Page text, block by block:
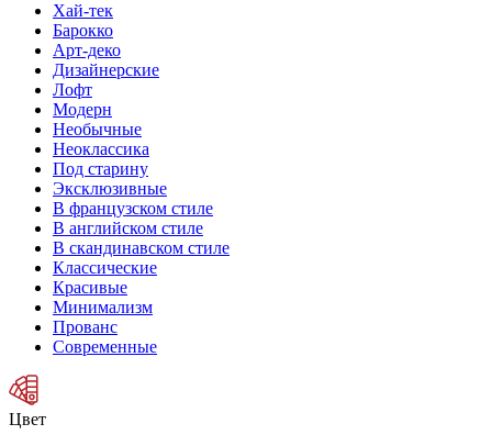
Хай-тек
Барокко
Арт-деко
Дизайнерские
Лофт
Модерн
Необычные
Неоклассика
Под старину
Эксклюзивные
В французском стиле
В английском стиле
В скандинавском стиле
Классические
Красивые
Минимализм
Прованс
Современные
Цвет